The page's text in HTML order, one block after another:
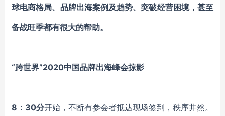
球电商格局、品牌出海案例及趋势、突破经营困境，甚至
备战旺季都有很大的帮助。
“跨世界”2020中国品牌出海峰会掠影
8：30分开始，不断有参会者抵达现场签到，秩序井然。